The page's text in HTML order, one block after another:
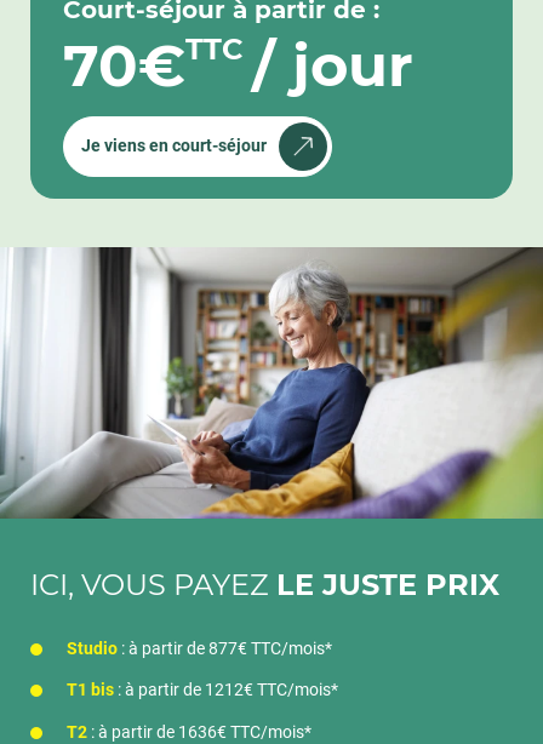
Court-séjour à partir de :
70€TTC / jour
Je viens en court-séjour
ICI, VOUS PAYEZ LE JUSTE PRIX
Studio : à partir de 877€ TTC/mois*
T1 bis : à partir de 1212€ TTC/mois*
T2 : à partir de 1636€ TTC/mois*